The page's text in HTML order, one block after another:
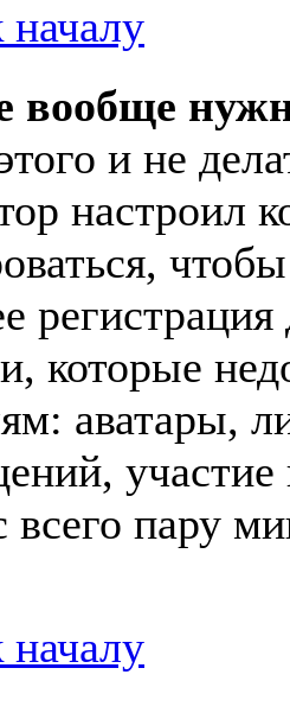
началу
вообще
и не
которые
аватары,
участие
всего пару
началу